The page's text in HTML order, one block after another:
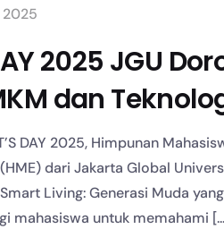
2025
2025 JGU
dan
DAY 2025, Himpunan
dari Jakarta Global
Living: Generasi Muda
mahasiswa untuk memahami